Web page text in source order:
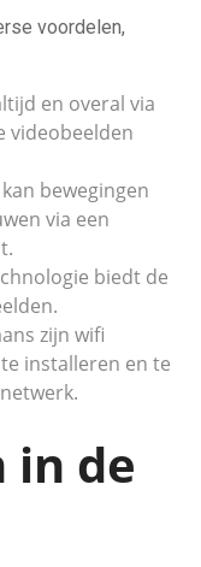
voordelen,
en overal via
videobeelden
bewegingen
via een
biedt de
zijn wifi
installeren en te
in de